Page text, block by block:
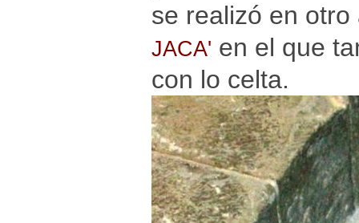
se realizó en
JACA' en el que
con lo celta.